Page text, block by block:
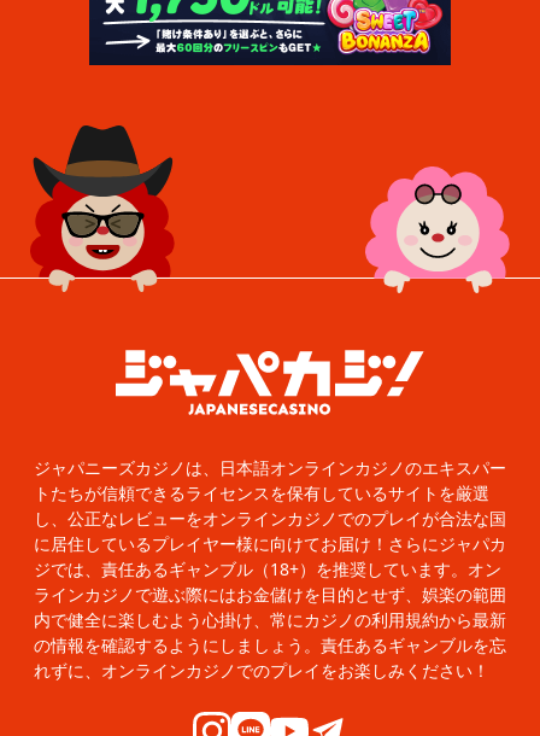
ジャパニーズカジノは、日本語オンラインカジノのエキスパー
トたちが信頼できるライセンスを保有しているサイトを厳選
し、公正なレビューをオンラインカジノでのプレイが合法な国
に居住しているプレイヤー様に向けてお届け！さらにジャパカ
ジでは、責任あるギャンブル（18+）を推奨しています。オン
ラインカジノで遊ぶ際にはお金儲けを目的とせず、娯楽の範囲
内で健全に楽しむよう心掛け、常にカジノの利用規約から最新
の情報を確認するようにしましょう。責任あるギャンブルを忘
れずに、オンラインカジノでのプレイをお楽しみください！